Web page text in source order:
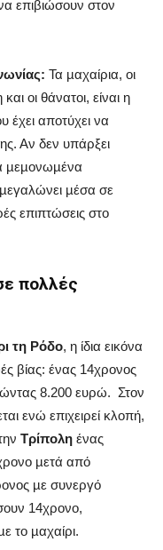
επιβιώσουν στον
Τα µαχαίρια, οι
οι θάνατοι, είναι η
έχει αποτύχει να
Αν δεν υπάρξει
µεµονωµένα
µέσα σε
επιπτώσεις στο
πολλές
τη Ρόδο, η ίδια εικόνα
βίας: ένας 14χρονος
8.200 ευρώ. Στον
ενώ επιχειρεί κλοπή,
Τρίπολη ένας
µετά από
µε συνεργό
14χρονο,
το µαχαίρι.